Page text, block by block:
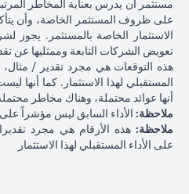
مستثمر أن يدرس بعناية المخاطر
على ظروف المستثمر الخاصة، وأن
الاستثمار الخاصة بالمستثمر.
تعويض الشركات التابعة وممثليها عن
هذه التوقعات هي مجرد تقدير / مثال،
المستقبلي لهذا الاستثمار. كما أنها
أنها عوائد محتملة، وهناك مخاطر
ملاحظة: الأداء السابق ليس مؤشراً على
ملاحظة: هذه الأرقام هي مجرد
على الأداء المستقبلي لهذا الاستثمار